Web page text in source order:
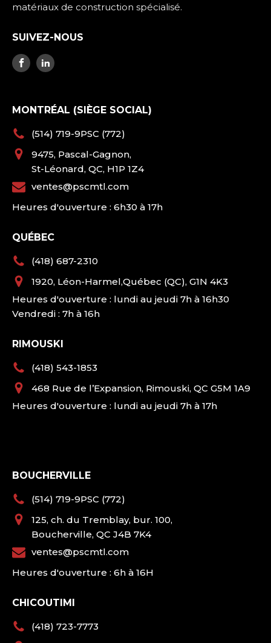
matériaux de construction spécialisé.
SUIVEZ-NOUS
MONTRÉAL (SIÈGE SOCIAL)
(514) 719-9PSC (772)
9475, Pascal-Gagnon,
St-Léonard, QC, H1P 1Z4
ventes@pscmtl.com
Heures d'ouverture : 6h30 à 17h
QUÉBEC
(418) 687-2310
1920, Léon-Harmel,Québec (QC), G1N 4K3
Heures d'ouverture : lundi au jeudi 7h à 16h30
Vendredi : 7h à 16h
RIMOUSKI
(418) 543-1853
468 Rue de l’Expansion, Rimouski, QC G5M 1A9
Heures d'ouverture : lundi au jeudi 7h à 17h
BOUCHERVILLE
(514) 719-9PSC (772)
125, ch. du Tremblay, bur. 100,
Boucherville, QC J4B 7K4
ventes@pscmtl.com
Heures d'ouverture : 6h à 16H
CHICOUTIMI
(418) 723-7773